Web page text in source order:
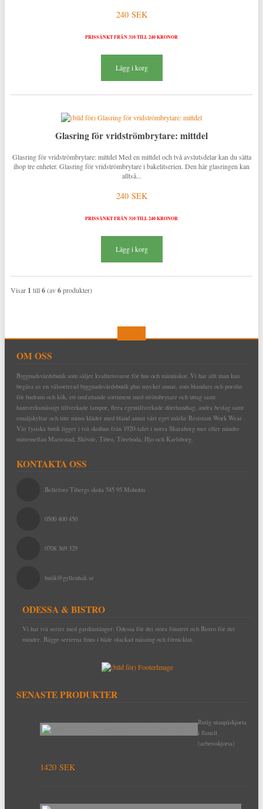
240 SEK
PRISSÄNKT FRÅN 310 TILL 240 KRONOR
Lägg i korg
Glasring för vridströmbrytare: mittdel
Glasring för vridströmbrytare: mittdel Med en mittdel och två avslutsdelar kan du sätta
ihop tre enheter. Glasring för vridströmbrytare i bakelitserien. Den här glasringen kan
alltså...
240 SEK
PRISSÄNKT FRÅN 310 TILL 240 KRONOR
Lägg i korg
Visar 1 till6(av6produkter)
OM OSS
Byggnadsvårdsbutik som säljer kvalitetsvaror för hus och människor. Vi har allt man kan
begära av en välsorterad byggnadsvårdsbutik plus mycket annat, som blandare och porslin
för badrum och kök, ett omfattande sortiment med strömbrytare och uttag samt
hantverksmässigt tillverkade lampor, flera egentillverkade dörrhandtag, andra beslag samt
emaljskyltar och inte minst kläder med bland annat vårt eget märke Resistant Work Wear.
Vår fysiska butik ligger i två skolhus från 1920-talet i norra Skaraborg mer eller mindre
mittemellan Mariestad, Skövde, Tibro, Töreboda, Hjo och Karlsborg.
KONTAKTA OSS
Bellefors Tibergs skola 545 95 Moholm
0500 400 450
0708 369 329
butik@gyllenhak.se
ODESSA & BISTRO
Vi har två serier med gardinstänger: Odessa för det stora fönstret och Bistro för det
mindre. Bägge serierna finns i både olackad mässing och förnicklat.
SENASTE PRODUKTER
Rutig utanpåskjorta
i flanell
(arbetsskjorta)
1420 SEK